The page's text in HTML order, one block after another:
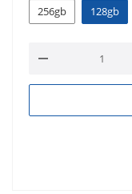
256gb
128gb